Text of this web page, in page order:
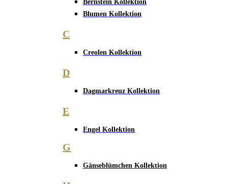
Bernstein Kollektion
Blumen Kollektion
C
Creolen Kollektion
D
Dagmarkreuz Kollektion
E
Engel Kollektion
G
Gänseblümchen Kollektion